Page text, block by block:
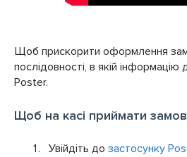
Щоб прискорити оформлення
послідовності, в якій
Poster.
Щоб на касі приймати
Увійдіть до застосунку